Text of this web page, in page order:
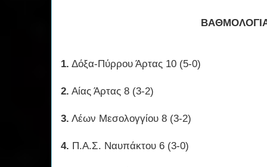
1. Δόξα-Πύρρου Άρτας 10 (5-0)
2. Αίας Άρτας 8 (3-2)
3. Λέων Μεσολογγίου 8 (3-2)
4. Π.Α.Σ. Ναυπάκτου 6 (3-0)